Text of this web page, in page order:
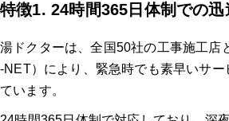
特徴1. 24時間365日体制での迅
湯ドクターは、全国50社の工事施工店
-NET）により、緊急時でも素早いサー
ています。